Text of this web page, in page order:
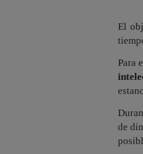
El
Para
de